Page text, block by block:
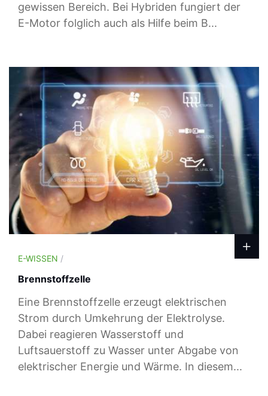
gewissen Bereich. Bei Hybriden fungiert der
E-Motor folglich auch als Hilfe beim B...
E-WISSEN /
Brennstoffzelle
Eine Brennstoffzelle erzeugt elektrischen
Strom durch Umkehrung der Elektrolyse.
Dabei reagieren Wasserstoff und
Luftsauerstoff zu Wasser unter Abgabe von
elektrischer Energie und Wärme. In diesem...